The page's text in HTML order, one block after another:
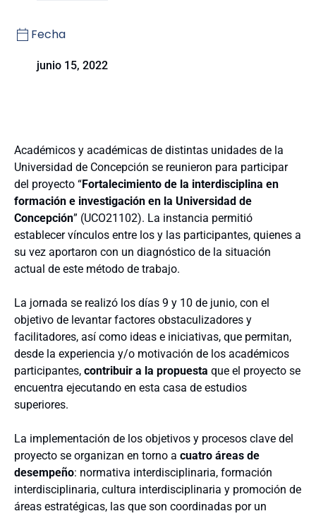
Fecha
junio 15, 2022
Académicos y académicas de distintas unidades de la
Universidad de Concepción se reunieron para participar
del proyecto “Fortalecimiento de la interdisciplina en
formación e investigación en la Universidad de
Concepción” (UCO21102). La instancia permitió
establecer vínculos entre los y las participantes, quienes a
su vez aportaron con un diagnóstico de la situación
actual de este método de trabajo.
La jornada se realizó los días 9 y 10 de junio, con el
objetivo de levantar factores obstaculizadores y
facilitadores, así como ideas e iniciativas, que permitan,
desde la experiencia y/o motivación de los académicos
participantes, contribuir a la propuesta que el proyecto se
encuentra ejecutando en esta casa de estudios
superiores.
La implementación de los objetivos y procesos clave del
proyecto se organizan en torno a cuatro áreas de
desempeño: normativa interdisciplinaria, formación
interdisciplinaria, cultura interdisciplinaria y promoción de
áreas estratégicas, las que son coordinadas por un